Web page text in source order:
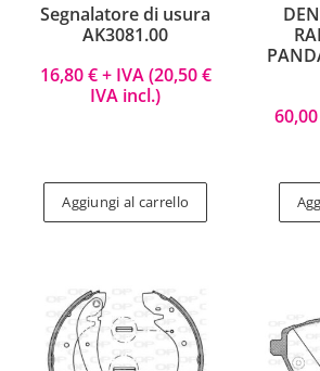
Segnalatore di usura
AK3081.00
16,80€+ IVA (20,50€
IVA incl.)
Aggiungi al carrello